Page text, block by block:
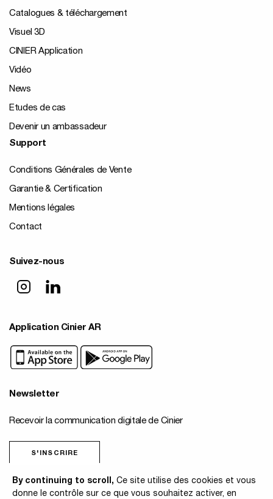
Catalogues & téléchargement
Visuel 3D
CINIER Application
Vidéo
News
Etudes de cas
Devenir un ambassadeur
Support
Conditions Générales de Vente
Garantie & Certification
Mentions légales
Contact
Suivez-nous
Application Cinier AR
Newsletter
Recevoir la communication digitale de Cinier
S'INSCRIRE
© 2026 Cinier
By continuing to scroll, Ce site utilise des cookies et vous
donne le contrôle sur ce que vous souhaitez activer, en